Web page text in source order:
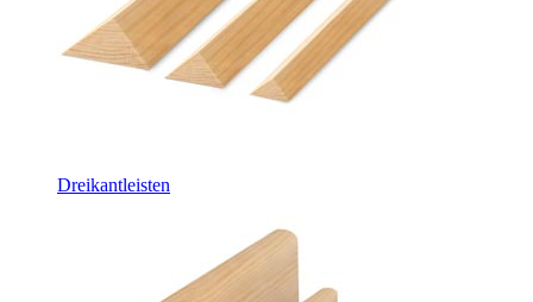
Dreikantleisten